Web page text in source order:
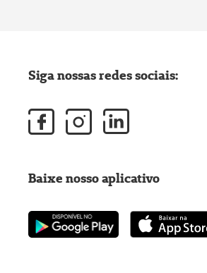
Siga nossas redes sociais:
Baixe nosso aplicativo